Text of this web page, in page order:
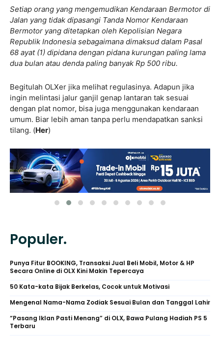
Setiap orang yang mengemudikan Kendaraan Bermotor di
Jalan yang tidak dipasangi Tanda Nomor Kendaraan
Bermotor yang ditetapkan oleh Kepolisian Negara
Republik Indonesia sebagaimana dimaksud dalam Pasal
68 ayat (1) dipidana dengan pidana kurungan paling lama
dua bulan atau denda paling banyak Rp 500 ribu.
Begitulah OLXer jika melihat regulasinya. Adapun jika
ingin melintasi jalur ganjil genap lantaran tak sesuai
dengan plat nomor, bisa juga menggunakan kendaraan
umum. Biar lebih aman tanpa perlu mendapatkan sanksi
tilang. (Her)
Populer.
Punya Fitur BOOKING, Transaksi Jual Beli Mobil, Motor & HP
Secara Online di OLX Kini Makin Tepercaya
50 Kata-kata Bijak Berkelas, Cocok untuk Motivasi
Mengenal Nama-Nama Zodiak Sesuai Bulan dan Tanggal Lahir
“Pasang Iklan Pasti Menang” di OLX, Bawa Pulang Hadiah PS 5
Terbaru